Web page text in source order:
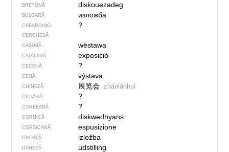
BRETONĂ diskouezadeg
BULGARĂ изложба
CABARDINO-
CERCHESĂ
?
CAȘUBĂ wëstawa
CATALANĂ exposició
CECENĂ ?
CEHĂ výstava
CHINEZĂ 展览会 zhǎnlǎnhuì
CIUVAȘĂ ?
COREEANĂ ?
CORNICĂ diskwedhyans
CORSICANĂ espusizione
CROATĂ izložba
DANEZĂ udstilling